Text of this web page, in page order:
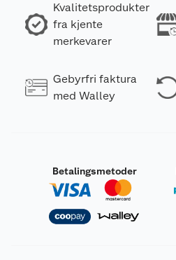
Kvalitetsprodukter
fra kjente
merkevarer
Gebyrfri faktura
med Walley
Betalingsmetoder